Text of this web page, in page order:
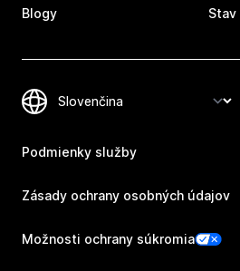
Blogy
Podmienky služby
Zásady ochrany osobných údajov
Možnosti ochrany súkromia